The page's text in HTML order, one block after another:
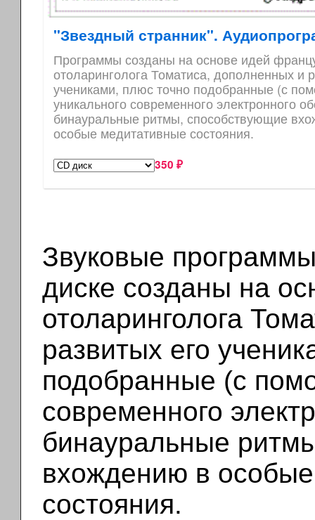
Звуковые
диске созданы на
отоларинголога
развитых его
подобранные (с
современного
бинауральные
вхождению в
состояния.